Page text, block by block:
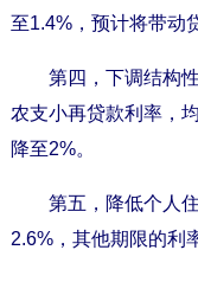
至1.4%，预计将带动
第四，下调结构性
农支小再贷款利率，
降至2%。
第五，降低个人住
2.6%，其他期限的利